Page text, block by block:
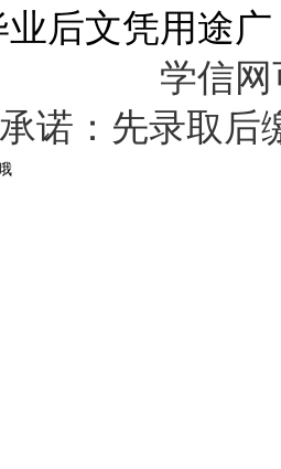
业后文凭用途广
学信
承诺：先录取后